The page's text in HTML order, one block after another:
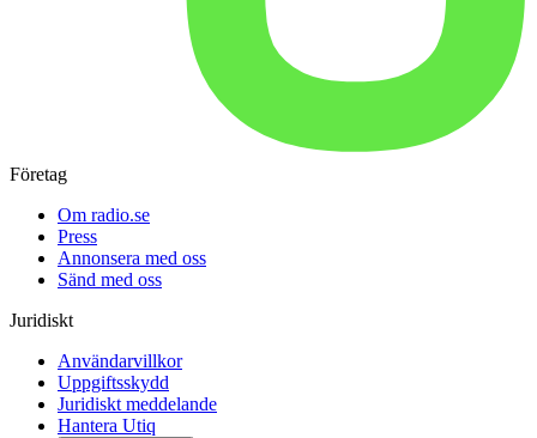
Företag
Om radio.se
Press
Annonsera med oss
Sänd med oss
Juridiskt
Användarvillkor
Uppgiftsskydd
Juridiskt meddelande
Hantera Utiq